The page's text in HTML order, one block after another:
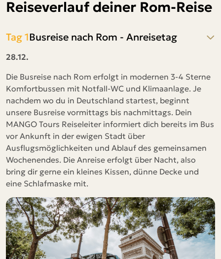
Reiseverlauf deiner Rom-Reise
Tag 1Busreise nach Rom - Anreisetag
28.12.
Die Busreise nach Rom erfolgt in modernen 3-4 Sterne
Komfortbussen mit Notfall-WC und Klimaanlage. Je
nachdem wo du in Deutschland startest, beginnt
unsere Busreise vormittags bis nachmittags. Dein
MANGO Tours Reiseleiter informiert dich bereits im Bus
vor Ankunft in der ewigen Stadt über
Ausflugsmöglichkeiten und Ablauf des gemeinsamen
Wochenendes. Die Anreise erfolgt über Nacht, also
bring dir gerne ein kleines Kissen, dünne Decke und
eine Schlafmaske mit.